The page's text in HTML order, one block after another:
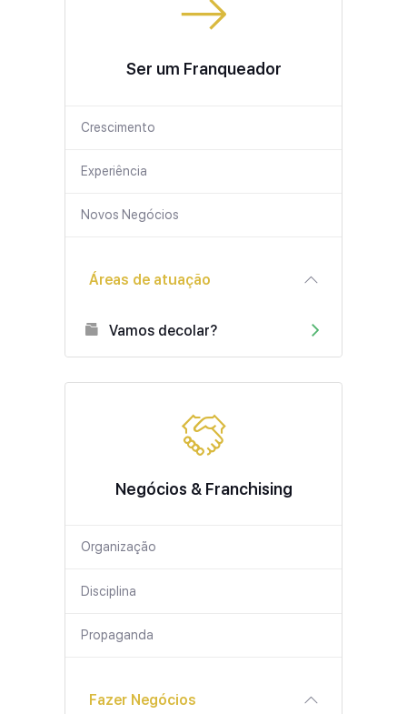
Ser um Franqueador
Crescimento
Experiência
Novos Negócios
Áreas de atuação
Vamos decolar?
Negócios & Franchising
Organização
Disciplina
Propaganda
Fazer Negócios